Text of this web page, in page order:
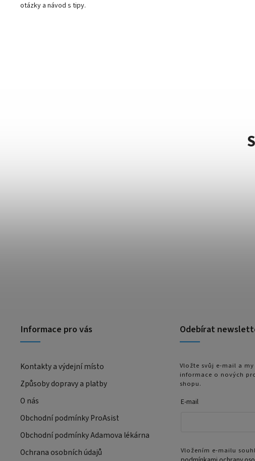
otázky a návod s tipy.
Informace pro vás
Kontakty a výdejní místo
Způsoby dopravy a platby
O nás
Obchodní podmínky ProAsist
Obchodní podmínky Adamova lékárna
Ochrana osobních údajů
Odebírat
Vložte svůj e-mail a
informace o nových
shopu.
E-mail
Vložením e-mailu